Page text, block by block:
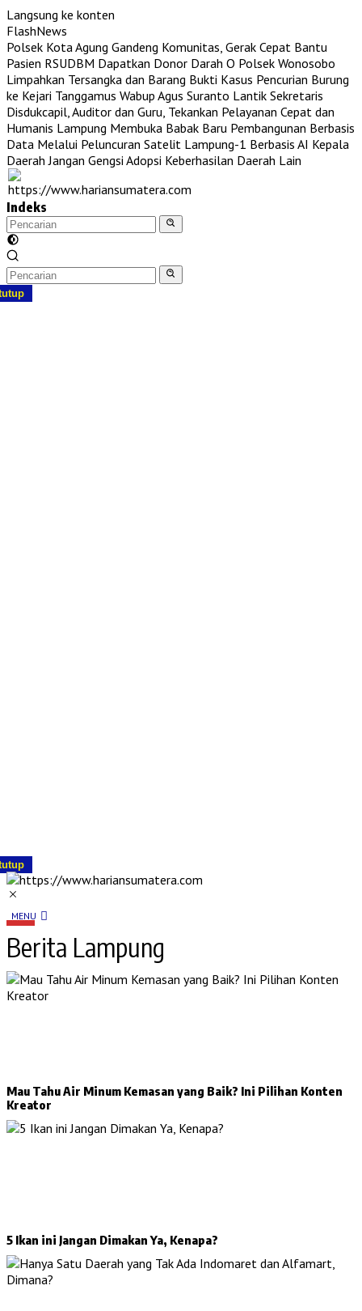
Langsung ke konten
FlashNews
Polsek Kota Agung Gandeng Komunitas, Gerak Cepat Bantu
Pasien RSUDBM Dapatkan Donor Darah O Polsek Wonosobo
Limpahkan Tersangka dan Barang Bukti Kasus Pencurian Burung
ke Kejari Tanggamus Wabup Agus Suranto Lantik Sekretaris
Disdukcapil, Auditor dan Guru, Tekankan Pelayanan Cepat dan
Humanis Lampung Membuka Babak Baru Pembangunan Berbasis
Data Melalui Peluncuran Satelit Lampung-1 Berbasis AI Kepala
Daerah Jangan Gengsi Adopsi Keberhasilan Daerah Lain
Indeks
MENU
Berita Lampung
Mau Tahu Air Minum Kemasan yang Baik? Ini Pilihan Konten
Kreator
5 Ikan ini Jangan Dimakan Ya, Kenapa?